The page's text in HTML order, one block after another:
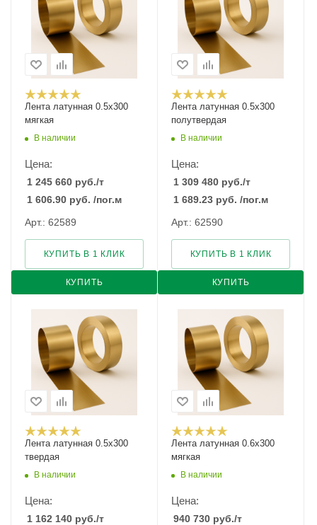
Лента латунная 0.5x300
мягкая
В наличии
Цена:
1 245 660 руб./т
1 606.90 руб. /пог.м
Арт.: 62589
КУПИТЬ
КУПИТЬ В 1 КЛИК
Лента латунная 0.5x300
полутвердая
В наличии
Цена:
1 309 480 руб./т
1 689.23 руб. /пог.м
Арт.: 62590
КУПИТЬ
КУПИТЬ В 1 КЛИК
Лента латунная 0.5x300
твердая
В наличии
Цена:
1 162 140 руб./т
Лента латунная 0.6x300
мягкая
В наличии
Цена:
940 730 руб./т